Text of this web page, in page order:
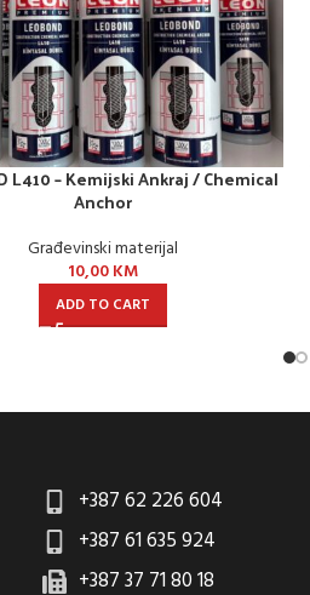
L410 – Kemijski Ankraj / Chemical
Anchor
Građevinski materijal
10,00KM
ADD TO CART
+387 62 226 604
+387 61 635 924
+387 37 71 80 18